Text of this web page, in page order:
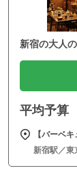
新宿の大人
平均予
【バーベ
新宿駅／東